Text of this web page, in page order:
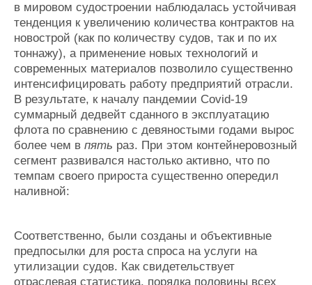
в мировом судостроении наблюдалась устойчивая
тенденция к увеличению количества контрактов на
новострой (как по количеству судов, так и по их
тоннажу), а применение новых технологий и
современных материалов позволило существенно
интенсифицировать работу предприятий отрасли.
В результате, к началу пандемии Covid-19
суммарный дедвейт сданного в эксплуатацию
флота по сравнению с девяностыми годами вырос
более чем в пять раз. При этом контейнеровозный
сегмент развивался настолько активно, что по
темпам своего прироста существенно опередил
наливной:
Соответственно, были созданы и объективные
предпосылки для роста спроса на услуги на
утилизации судов. Как свидетельствует
отраслевая статистика, порядка половины всех